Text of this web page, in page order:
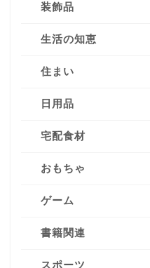
装飾品
生活の知恵
住まい
日用品
宅配食材
おもちゃ
ゲーム
書籍関連
スポーツ